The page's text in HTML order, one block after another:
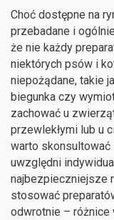
Choć dostępne na
przebadane i
że nie każdy
niektórych psów i
niepożądane, takie
biegunka czy
zachować u
przewlekłymi lub u
warto
uwzględni
najbezpieczniejsze
stosować
odwrotnie –